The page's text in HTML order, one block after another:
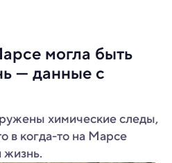
могла быть
— данные c
химические следы,
в когда-то на Марсе
жизнь.